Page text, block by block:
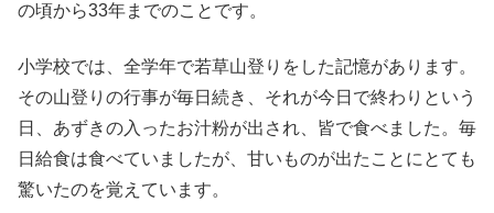
の頃から33年までのことです。
小学校では、全学年で若草山登りをした記憶があります。
その山登りの行事が毎日続き、それが今日で終わりという
日、あずきの入ったお汁粉が出され、皆で食べました。毎
日給食は食べていましたが、甘いものが出たことにとても
驚いたのを覚えています。